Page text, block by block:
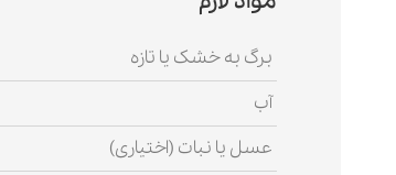
برگ به خشک یا تازه
آب
عسل یا نبات (اختیاری)